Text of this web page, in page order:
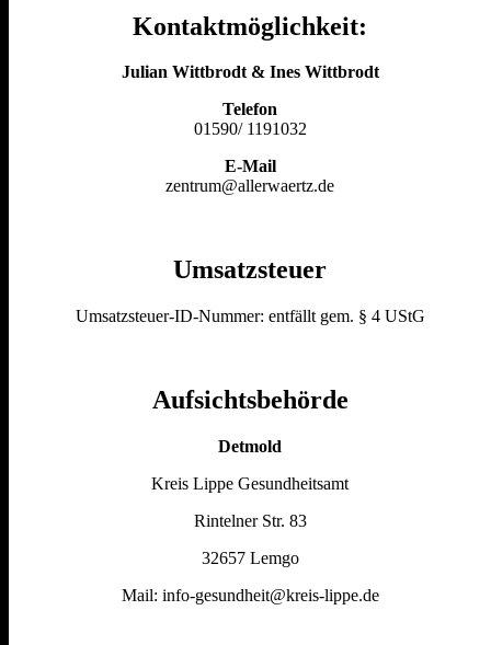
Kontaktmöglichkeit:
Julian Wittbrodt & Ines Wittbrodt
Telefon
01590/ 1191032
E-Mail
zentrum@allerwaertz.de
Umsatzsteuer
Umsatzsteuer-ID-Nummer: entfällt gem. § 4 UStG
Aufsichtsbehörde
Detmold
Kreis Lippe Gesundheitsamt
Rintelner Str. 83
32657 Lemgo
Mail: info-gesundheit@kreis-lippe.de